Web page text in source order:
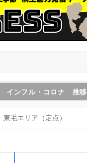
インフル・コロナ 推移